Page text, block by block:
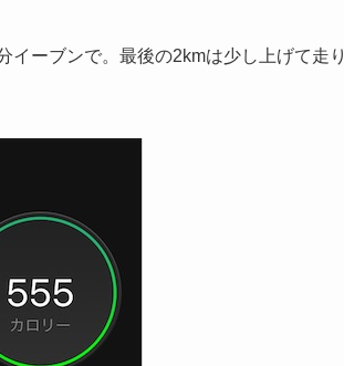
ーブンで。最後の2kmは少し上げて走り